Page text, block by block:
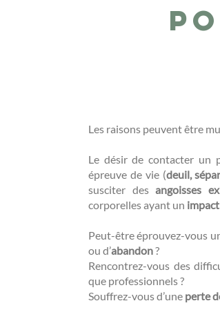
Les raisons peuvent être
Le désir de contacter un
épreuve de vie (deuil,
susciter desangoisses
corporelles ayant un
Peut-être éprouvez-vous
ou d’abandon?
Rencontrez-vous des
que professionnels ?
Souffrez-vous d’une perte